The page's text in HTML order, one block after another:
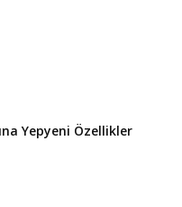
Yepyeni Özellikler